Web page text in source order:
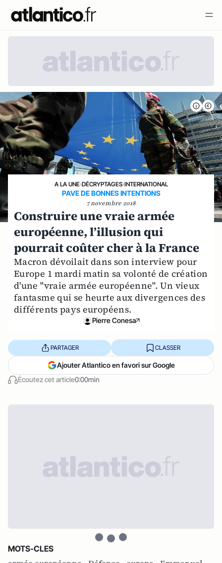
A LA UNE›DÉCRYPTAGES›INTERNATIONAL
PAVE DE BONNES INTENTIONS
7 novembre 2018
Construire une vraie armée
européenne, l’illusion qui
pourrait coûter cher à la France
Macron dévoilait dans son interview pour
Europe 1 mardi matin sa volonté de création
d'une "vraie armée européenne". Un vieux
fantasme qui se heurte aux divergences des
différents pays européens.
Pierre Conesa
Écoutez cet article0:00min
PARTAGER CLASSER
Ajouter Atlantico en favori sur Google
MOTS-CLES